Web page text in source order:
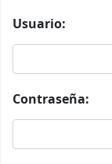
Usuario:
Contraseña: